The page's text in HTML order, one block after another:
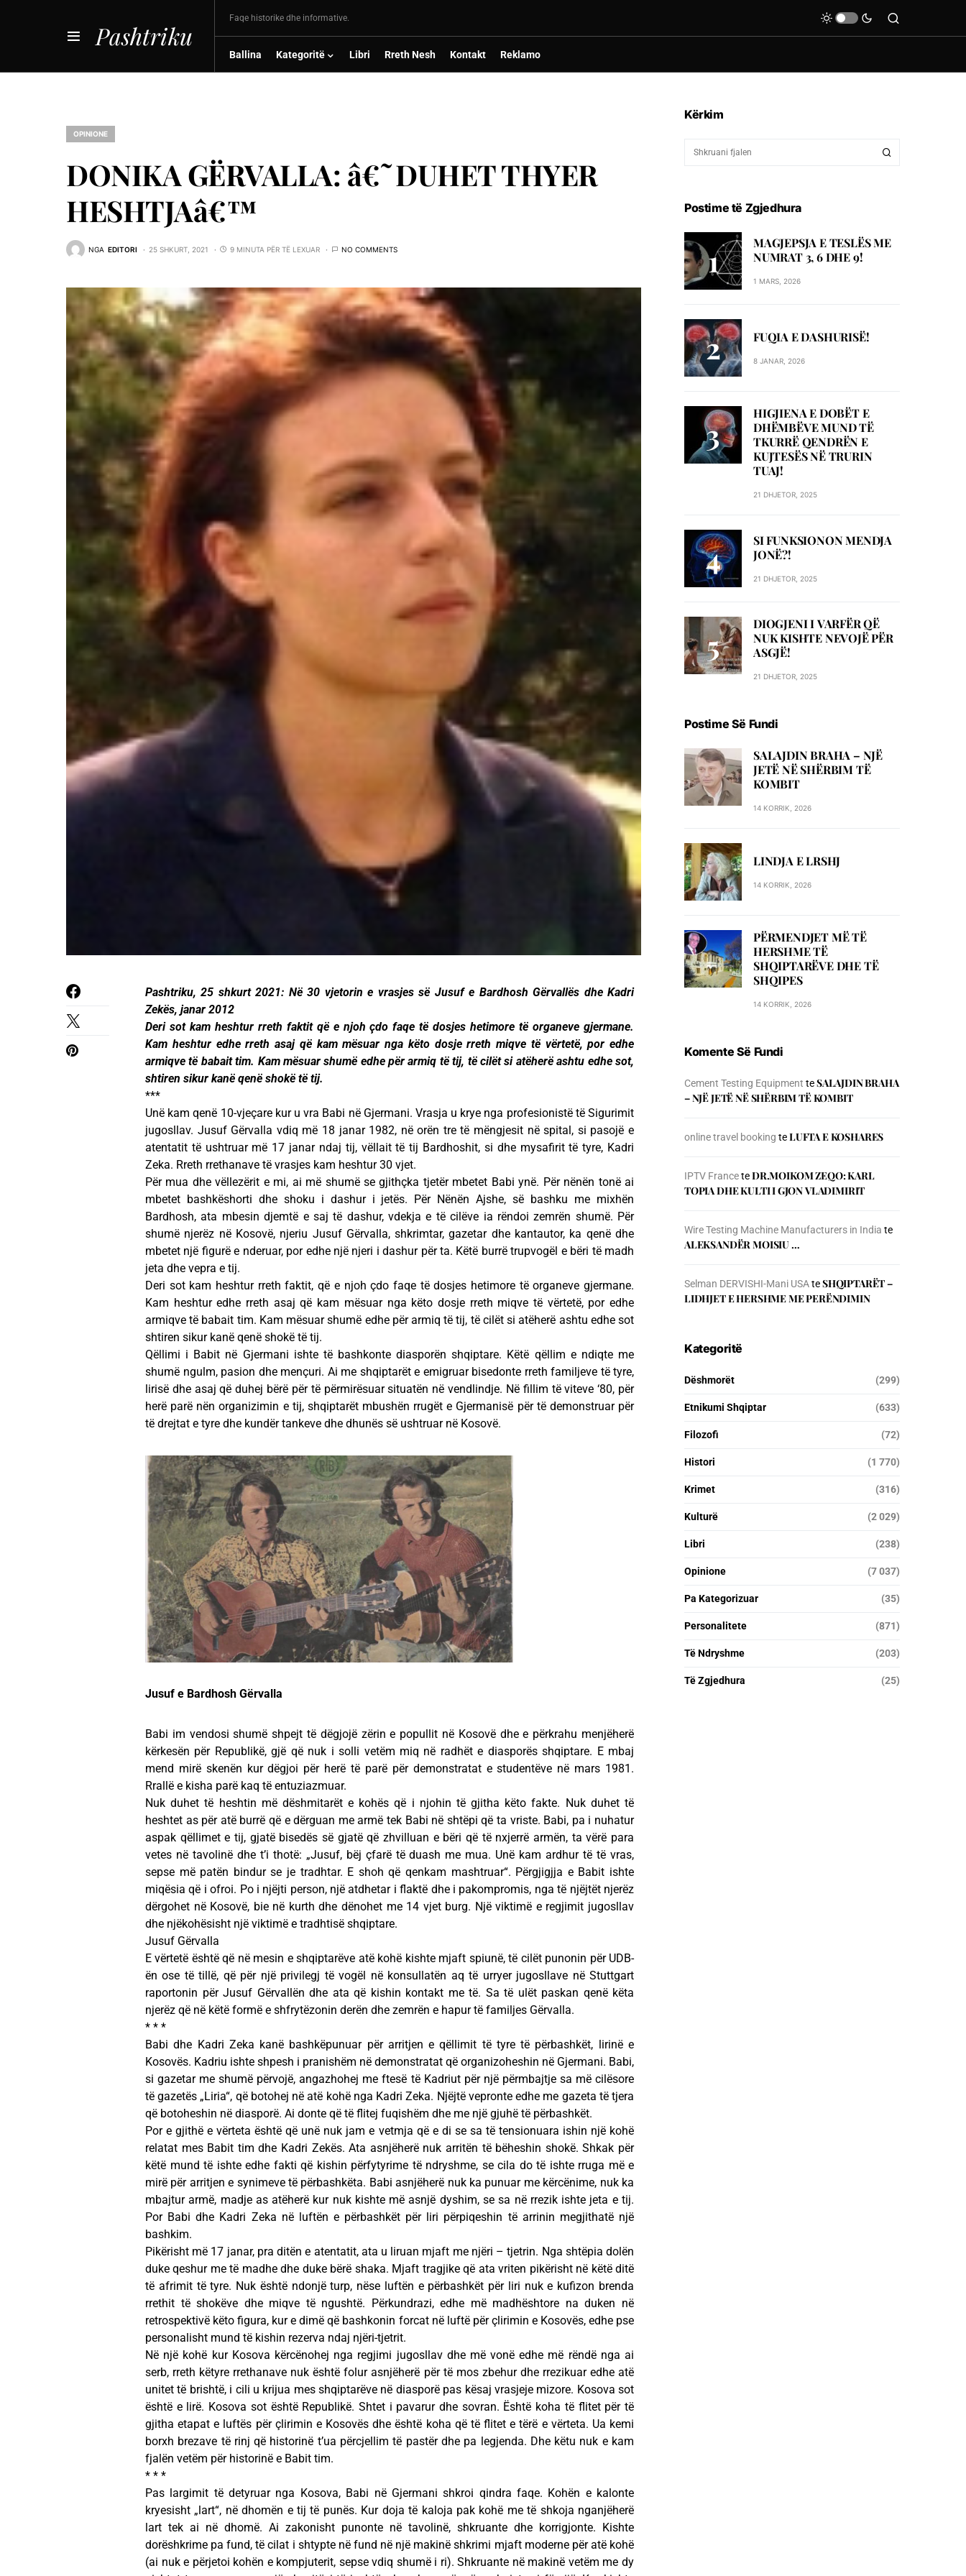
Pashtriku
Faqe historike dhe informative.
Ballina Kategoritë Libri Rreth Nesh Kontakt Reklamo
OPINIONE
DONIKA GËRVALLA: â€˜DUHET THYER
HESHTJAâ€™
NGA EDITORI 25 SHKURT, 2021 9 MINUTA PËR TË LEXUAR NO COMMENTS
Pashtriku, 25 shkurt 2021: Në 30 vjetorin e vrasjes së Jusuf e Bardhosh Gërvallës dhe Kadri
Zekës, janar 2012
Deri sot kam heshtur rreth faktit që e njoh çdo faqe të dosjes hetimore të organeve gjermane.
Kam heshtur edhe rreth asaj që kam mësuar nga këto dosje rreth miqve të vërtetë, por edhe
armiqve të babait tim. Kam mësuar shumë edhe për armiq të tij, të cilët si atëherë ashtu edhe sot,
shtiren sikur kanë qenë shokë të tij.
***
Unë kam qenë 10-vjeçare kur u vra Babi në Gjermani. Vrasja u krye nga profesionistë të Sigurimit
jugosllav. Jusuf Gërvalla vdiq më 18 janar 1982, në orën tre të mëngjesit në spital, si pasojë e
atentatit të ushtruar më 17 janar ndaj tij, vëllait të tij Bardhoshit, si dhe mysafirit të tyre, Kadri
Zeka. Rreth rrethanave të vrasjes kam heshtur 30 vjet.
Për mua dhe vëllezërit e mi, ai më shumë se gjithçka tjetër mbetet Babi ynë. Për nënën tonë ai
mbetet bashkëshorti dhe shoku i dashur i jetës. Për Nënën Ajshe, së bashku me mixhën
Bardhosh, ata mbesin djemtë e saj të dashur, vdekja e të cilëve ia rëndoi zemrën shumë. Për
shumë njerëz në Kosovë, njeriu Jusuf Gërvalla, shkrimtar, gazetar dhe kantautor, ka qenë dhe
mbetet një figurë e nderuar, por edhe një njeri i dashur për ta. Këtë burrë trupvogël e bëri të madh
jeta dhe vepra e tij.
Deri sot kam heshtur rreth faktit, që e njoh çdo faqe të dosjes hetimore të organeve gjermane.
Kam heshtur edhe rreth asaj që kam mësuar nga këto dosje rreth miqve të vërtetë, por edhe
armiqve të babait tim. Kam mësuar shumë edhe për armiq të tij, të cilët si atëherë ashtu edhe sot
shtiren sikur kanë qenë shokë të tij.
Qëllimi i Babit në Gjermani ishte të bashkonte diasporën shqiptare. Këtë qëllim e ndiqte me
shumë ngulm, pasion dhe mençuri. Ai me shqiptarët e emigruar bisedonte rreth familjeve të tyre,
lirisë dhe asaj që duhej bërë për të përmirësuar situatën në vendlindje. Në fillim të viteve ‘80, për
herë parë nën organizimin e tij, shqiptarët mbushën rrugët e Gjermanisë për të demonstruar për
të drejtat e tyre dhe kundër tankeve dhe dhunës së ushtruar në Kosovë.
Jusuf e Bardhosh Gërvalla
Babi im vendosi shumë shpejt të dëgjojë zërin e popullit në Kosovë dhe e përkrahu menjëherë
kërkesën për Republikë, gjë që nuk i solli vetëm miq në radhët e diasporës shqiptare. E mbaj
mend mirë skenën kur dëgjoi për herë të parë për demonstratat e studentëve në mars 1981.
Rrallë e kisha parë kaq të entuziazmuar.
Nuk duhet të heshtin më dëshmitarët e kohës që i njohin të gjitha këto fakte. Nuk duhet të
heshtet as për atë burrë që e dërguan me armë tek Babi në shtëpi që ta vriste. Babi, pa i nuhatur
aspak qëllimet e tij, gjatë bisedës së gjatë që zhvilluan e bëri që të nxjerrë armën, ta vërë para
vetes në tavolinë dhe t’i thotë: „Jusuf, bëj çfarë të duash me mua. Unë kam ardhur të të vras,
sepse më patën bindur se je tradhtar. E shoh që qenkam mashtruar“. Përgjigjja e Babit ishte
miqësia që i ofroi. Po i njëjti person, një atdhetar i flaktë dhe i pakompromis, nga të njëjtët njerëz
dërgohet në Kosovë, bie në kurth dhe dënohet me 14 vjet burg. Një viktimë e regjimit jugosllav
dhe njëkohësisht një viktimë e tradhtisë shqiptare.
Jusuf Gërvalla
E vërtetë është që në mesin e shqiptarëve atë kohë kishte mjaft spiunë, të cilët punonin për UDB-
ën ose të tillë, që për një privilegj të vogël në konsullatën aq të urryer jugosllave në Stuttgart
raportonin për Jusuf Gërvallën dhe ata që kishin kontakt me të. Sa të ulët paskan qenë këta
njerëz që në këtë formë e shfrytëzonin derën dhe zemrën e hapur të familjes Gërvalla.
* * *
Babi dhe Kadri Zeka kanë bashkëpunuar për arritjen e qëllimit të tyre të përbashkët, lirinë e
Kosovës. Kadriu ishte shpesh i pranishëm në demonstratat që organizoheshin në Gjermani. Babi,
si gazetar me shumë përvojë, angazhohej me ftesë të Kadriut për një përmbajtje sa më cilësore
të gazetës „Liria“, që botohej në atë kohë nga Kadri Zeka. Njëjtë vepronte edhe me gazeta të tjera
që botoheshin në diasporë. Ai donte që të flitej fuqishëm dhe me një gjuhë të përbashkët.
Por e gjithë e vërteta është që unë nuk jam e vetmja që e di se sa të tensionuara ishin një kohë
relatat mes Babit tim dhe Kadri Zekës. Ata asnjëherë nuk arritën të bëheshin shokë. Shkak për
këtë mund të ishte edhe fakti që kishin përfytyrime të ndryshme, se cila do të ishte rruga më e
mirë për arritjen e synimeve të përbashkëta. Babi asnjëherë nuk ka punuar me kërcënime, nuk ka
mbajtur armë, madje as atëherë kur nuk kishte më asnjë dyshim, se sa në rrezik ishte jeta e tij.
Por Babi dhe Kadri Zeka në luftën e përbashkët për liri përpiqeshin të arrinin megjithatë një
bashkim.
Pikërisht më 17 janar, pra ditën e atentatit, ata u liruan mjaft me njëri – tjetrin. Nga shtëpia dolën
duke qeshur me të madhe dhe duke bërë shaka. Mjaft tragjike që ata vriten pikërisht në këtë ditë
të afrimit të tyre. Nuk është ndonjë turp, nëse luftën e përbashkët për liri nuk e kufizon brenda
rrethit të shokëve dhe miqve të ngushtë. Përkundrazi, edhe më madhështore na duken në
retrospektivë këto figura, kur e dimë që bashkonin forcat në luftë për çlirimin e Kosovës, edhe pse
personalisht mund të kishin rezerva ndaj njëri-tjetrit.
Në një kohë kur Kosova kërcënohej nga regjimi jugosllav dhe më vonë edhe më rëndë nga ai
serb, rreth këtyre rrethanave nuk është folur asnjëherë për të mos zbehur dhe rrezikuar edhe atë
unitet të brishtë, i cili u krijua mes shqiptarëve në diasporë pas kësaj vrasjeje mizore. Kosova sot
është e lirë. Kosova sot është Republikë. Shtet i pavarur dhe sovran. Është koha të flitet për të
gjitha etapat e luftës për çlirimin e Kosovës dhe është koha që të flitet e tërë e vërteta. Ua kemi
borxh brezave të rinj që historinë t’ua përcjellim të pastër dhe pa legjenda. Dhe këtu nuk e kam
fjalën vetëm për historinë e Babit tim.
* * *
Pas largimit të detyruar nga Kosova, Babi në Gjermani shkroi qindra faqe. Kohën e kalonte
kryesisht „lart“, në dhomën e tij të punës. Kur doja të kaloja pak kohë me të shkoja nganjëherë
lart tek ai në dhomë. Ai zakonisht punonte në tavolinë, shkruante dhe korrigjonte. Kishte
dorëshkrime pa fund, të cilat i shtypte në fund në një makinë shkrimi mjaft moderne për atë kohë
(ai nuk e përjetoi kohën e kompjuterit, sepse vdiq shumë i ri). Shkruante në makinë vetëm me dy
Kërkim
Postime të Zgjedhura
MAGJEPSJA E TESLËS ME
NUMRAT 3, 6 DHE 9!
1 MARS, 2026
FUQIA E DASHURISË!
8 JANAR, 2026
HIGJIENA E DOBËT E
DHËMBËVE MUND TË
TKURRË QENDRËN E
KUJTESËS NË TRURIN
TUAJ!
21 DHJETOR, 2025
SI FUNKSIONON MENDJA
JONË?!
21 DHJETOR, 2025
DIOGJENI I VARFËR QË
NUK KISHTE NEVOJË PËR
ASGJË!
21 DHJETOR, 2025
Postime Së Fundi
SALAJDIN BRAHA – NJЁ
JETЁ NЁ SHЁRBIM TЁ
KOMBIT
14 KORRIK, 2026
LINDJA E LRSHJ
14 KORRIK, 2026
PËRMENDJET MË TË
HERSHME TË
SHQIPTARËVE DHE TË
SHQIPES
14 KORRIK, 2026
Komente Së Fundi
Cement Testing Equipment teSALAJDIN BRAHA
– NJЁ JETЁ NЁ SHЁRBIM TЁ KOMBIT
online travel booking teLUFTA E KOSHARES
IPTV FranceteDR.MOIKOM ZEQO: KARL
TOPIA DHE KULTI I GJON VLADIMIRIT
Wire Testing Machine Manufacturers in India te
ALEKSANDËR MOISIU …
Selman DERVISHI-Mani USAteSHQIPTARËT –
LIDHJET E HERSHME ME PERËNDIMIN
Kategoritë
Dëshmorët (299)
Etnikumi Shqiptar (633)
Filozofi (72)
Histori (1 770)
Krimet (316)
Kulturë (2 029)
Libri (238)
Opinione (7 037)
Pa Kategorizuar (35)
Personalitete (871)
Të Ndryshme (203)
Të Zgjedhura (25)